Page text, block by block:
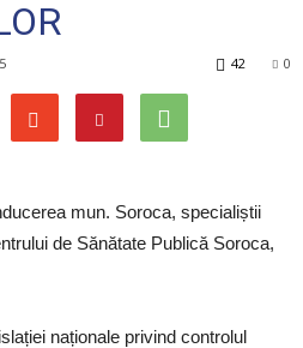
0
42
mun. Soroca, specialiștii
de Sănătate Publică Soroca,
naționale privind controlul